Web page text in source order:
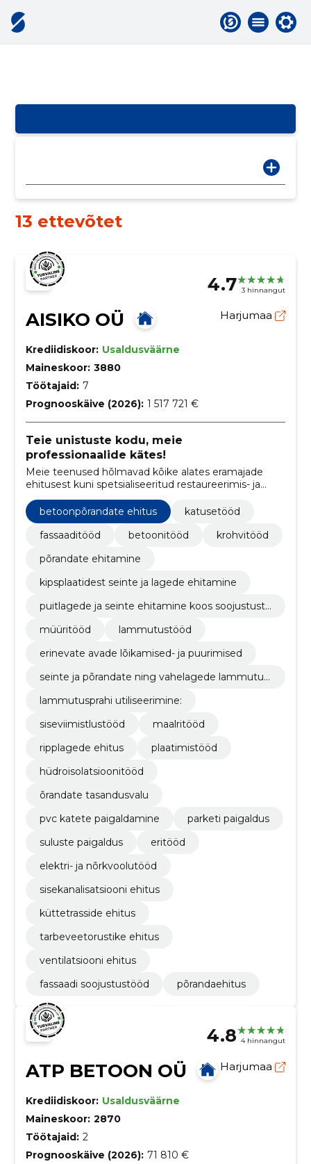
13 ettevõtet
4.7 3 hinnangut
AISIKO OÜ Harjumaa
Krediidiskoor: Usaldusväärne
Maineskoor: 3880
Töötajaid: 7
Prognooskäive (2026): 1 517 721 €
Teie unistuste kodu, meie
professionaalide kätes!
Meie teenused hõlmavad kõike alates eramajade
ehitusest kuni spetsialiseeritud restaureerimis- ja
viimistlustöödeni, tagades igas etapis täpsuse ja
usaldusväärsuse.
betoonpõrandate ehitus
katusetööd
fassaaditööd
betoonitööd
krohvitööd
põrandate ehitamine
kipsplaatidest seinte ja lagede ehitamine
puitlagede ja seinte ehitamine koos soojustustö
müüritööd
lammutustööd
erinevate avade lõikamised- ja puurimised
seinte ja põrandate ning vahelagede lammutus
lammutusprahi utiliseerimine:
siseviimistlustööd
maalritööd
ripplagede ehitus
plaatimistööd
hüdroisolatsioonitööd
õrandate tasandusvalu
pvc katete paigaldamine
parketi paigaldus
suluste paigaldus
eritööd
elektri- ja nõrkvoolutööd
sisekanalisatsiooni ehitus
küttetrasside ehitus
tarbeveetorustike ehitus
ventilatsiooni ehitus
fassaadi soojustustööd
põrandaehitus
4.8 4 hinnangut
ATP BETOON OÜ Harjumaa
Krediidiskoor: Usaldusväärne
Maineskoor: 2870
Töötajaid: 2
Prognooskäive (2026): 71 810 €